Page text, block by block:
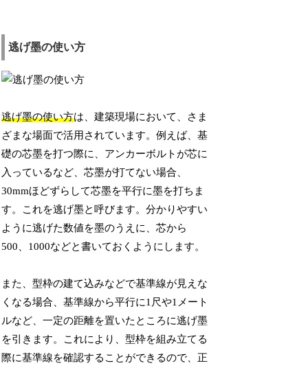
逃げ墨の使い方
逃げ墨の使い方は、建築現場において、さま
ざまな場面で活用されています。例えば、基
礎の芯墨を打つ際に、アンカーボルトが芯に
入っているなど、芯墨が打てない場合、
30mmほどずらして芯墨を平行に墨を打ちま
す。これを逃げ墨と呼びます。分かりやすい
ように逃げた数値を墨のうえに、芯から
500、1000などと書いておくようにします。
また、型枠の建て込みなどで基準線が見えな
くなる場合、基準線から平行に1尺や1メート
ルなど、一定の距離を置いたところに逃げ墨
を引きます。これにより、型枠を組み立てる
際に基準線を確認することができるので、正